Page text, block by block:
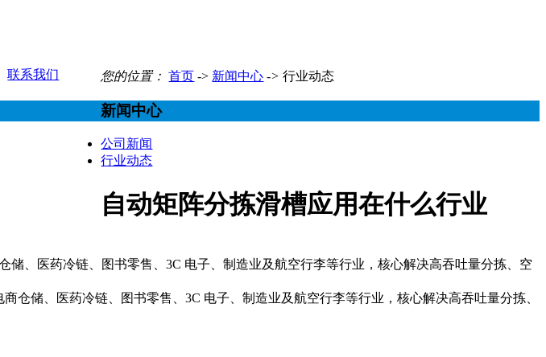
联系我们 您的位置： 首页 -> 新闻中心 ->行业动态
新闻中心
公司新闻
行业动态
自动矩阵分拣滑槽应用在什么行业
、医药冷链、图书零售、3C 电子、制造业及航空行李等行业，核心解决高吞吐量分拣、空
储、医药冷链、图书零售、3C 电子、制造业及航空行李等行业，核心解决高吞吐量分拣、